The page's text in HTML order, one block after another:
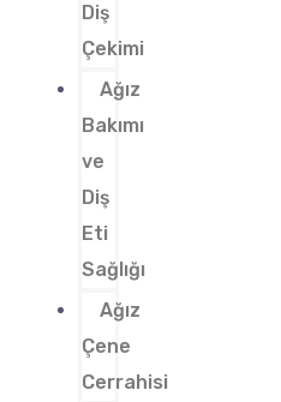
Diş
Çekimi
Ağız
Bakımı
ve
Diş
Eti
Sağlığı
Ağız
Çene
Cerrahisi